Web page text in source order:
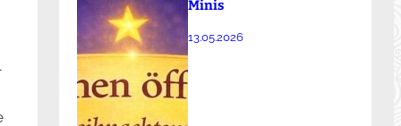
Minis
13.05.2026